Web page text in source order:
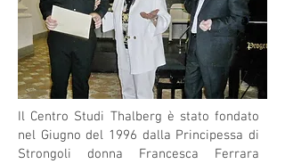
Il Centro Studi Thalberg è stato fondato
nel Giugno del 1996 dalla Principessa di
Strongoli donna Francesca Ferrara